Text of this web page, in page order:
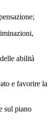
abilità
e favorire la
sul piano